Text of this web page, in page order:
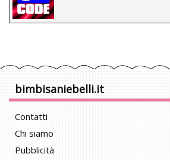
bimbisaniebelli.it
Contatti
Chi siamo
Pubblicità